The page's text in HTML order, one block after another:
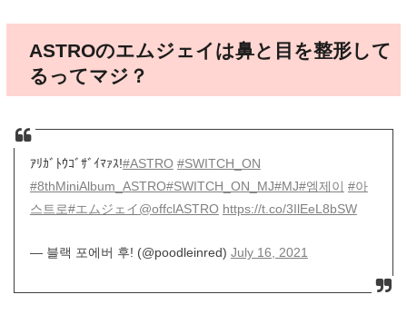
ASTROのエムジェイは鼻と目を整形して
るってマジ？
ｱﾘｶﾞﾄｳｺﾞｻﾞｲﾏｧｽ!#ASTRO #SWITCH_ON
#8thMiniAlbum_ASTRO#SWITCH_ON_MJ#MJ#엠제이 #아
스트로#エムジェイ@offclASTRO https://t.co/3IlEeL8bSW
— 블랙 포에버 후! (@poodleinred) July 16, 2021